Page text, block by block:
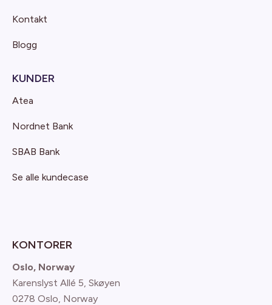
Kontakt
Blogg
KUNDER
Atea
Nordnet Bank
SBAB Bank
Se alle kundecase
KONTORER
Oslo, Norway
Karenslyst Allé 5, Skøyen
0278 Oslo, Norway